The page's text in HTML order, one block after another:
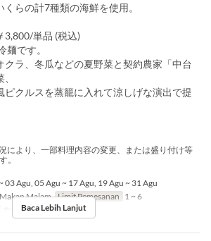
らの計7種類の海鮮を使用。
単品 (税込)
です。
ラ、冬瓜などの夏野菜と契約農家「中台
クルスを蒸籠に入れて涼しげな演出で提
により、一部料理内容の変更、または盛り付け等
。
03 Agu, 05 Agu ~ 17 Agu, 19 Agu ~ 31 Agu
Malam Limit Pemesanan 1 ~ 6
ホール席Baca Lebih Lanjut